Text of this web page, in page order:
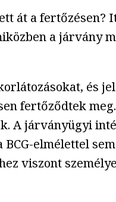
át a fertőzésen?
a járvány
és
fertőződtek
A járványügyi
elmélettel
viszont